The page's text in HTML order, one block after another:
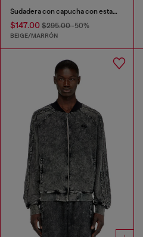
Sudadera con capucha con estampado y tachuelas
$147.00 $295.00-50%
BEIGE/MARRÓN